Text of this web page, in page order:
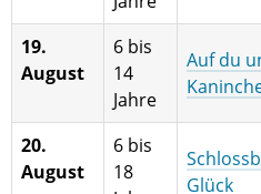
19.
August
6 bis
14
Jahre
Auf du
20.
August
6 bis
18
Glück